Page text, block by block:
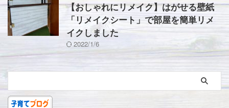
【おしゃれにリメイク】はがせる壁紙
「リメイクシート」で部屋を簡単リメ
イクしました
2022/1/6